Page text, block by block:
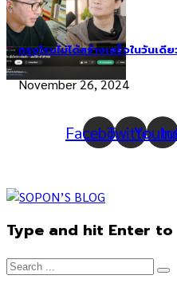
กรุงโรมไม่ได้สร้างเสร็จในวันเ
November 26, 2024
FacebookTwitter
Type and hit Enter to